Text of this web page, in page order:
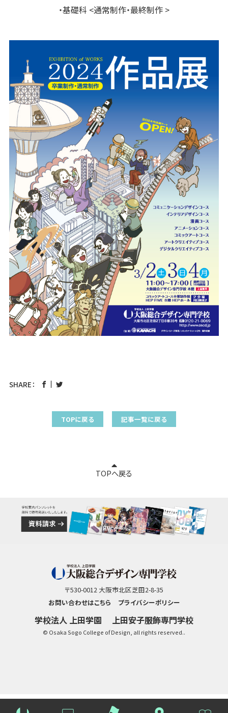
・基礎科 <通常制作・最終制作 >
SHARE：
TOPに戻る 記事一覧に戻る
TOPへ戻る
〒530-0012 大阪市北区芝田2-8-35
お問い合わせはこちら
プライバシーポリシー
学校法人 上田学園 上田安子服飾専門学校
© Osaka Sogo College of Design, all rights reserved..